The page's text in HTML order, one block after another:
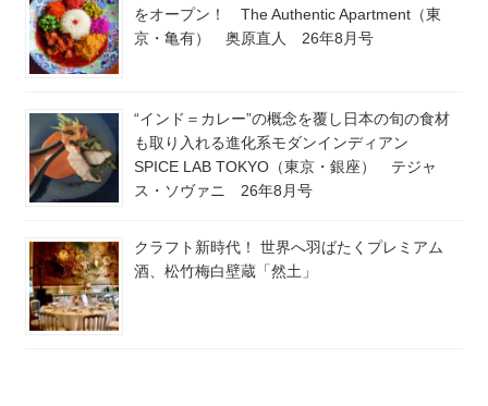
をオープン！ The Authentic Apartment（東
京・亀有） 奥原直人 26年8月号
“インド＝カレー”の概念を覆し日本の旬の食材
も取り入れる進化系モダンインディアン
SPICE LAB TOKYO（東京・銀座） テジャ
ス・ソヴァニ 26年8月号
クラフト新時代！ 世界へ羽ばたくプレミアム
酒、松竹梅白壁蔵「然土」